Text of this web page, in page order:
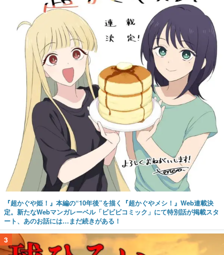
『超かぐや姫！』本編の“10年後”を描く『超かぐやメシ！』Web連載決
定。新たなWebマンガレーベル「ビビビコミック」にて特別話が掲載スタ
ート、あのお話には…まだ続きがある！
3